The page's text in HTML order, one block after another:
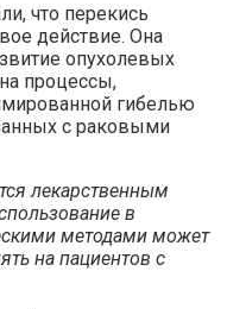
что перекись
действие. Она
опухолевых
процессы,
гибелью
с раковыми
лекарственным
в
методами может
на пациентов с